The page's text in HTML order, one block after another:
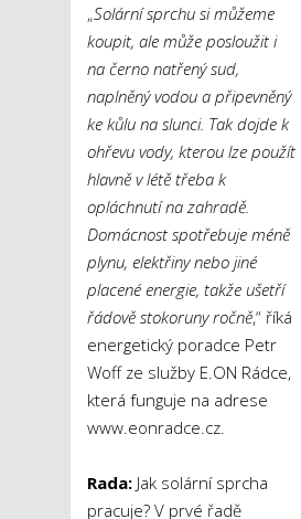
„Solární sprchu si můžeme
koupit, ale může posloužit i
na černo natřený sud,
naplněný vodou a připevněný
ke kůlu na slunci. Tak dojde k
ohřevu vody, kterou lze použít
hlavně v létě třeba k
opláchnutí na zahradě.
Domácnost spotřebuje méně
plynu, elektřiny nebo jiné
placené energie, takže ušetří
řádově stokoruny ročně,“ říká
energetický poradce Petr
Woff ze služby E.ON Rádce,
která funguje na adrese
www.eonradce.cz.
Rada: Jak solární sprcha
pracuje? V prvé řadě